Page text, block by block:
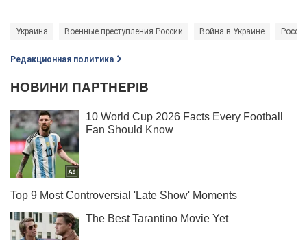
Украина Военные преступления России Война в Украине
Редакционная политика